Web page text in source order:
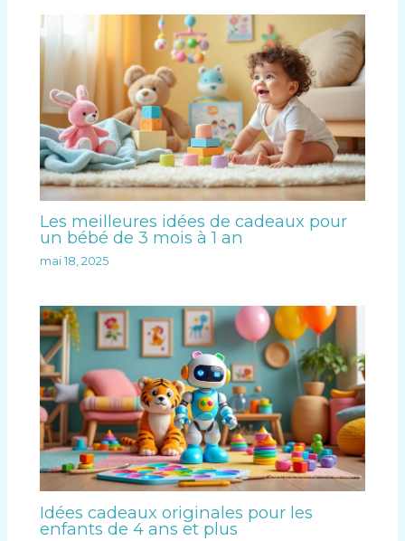
Les meilleures idées de cadeaux pour
un bébé de 3 mois à 1 an
mai 18, 2025
Idées cadeaux originales pour les
enfants de 4 ans et plus